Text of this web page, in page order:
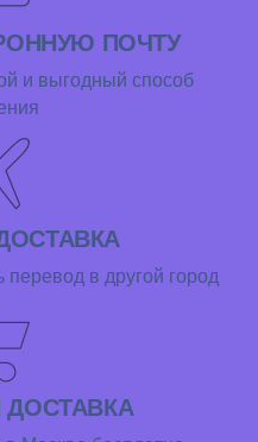
ПОЧТУ
и выгодный способ
в другой город
ДОСТАВКА